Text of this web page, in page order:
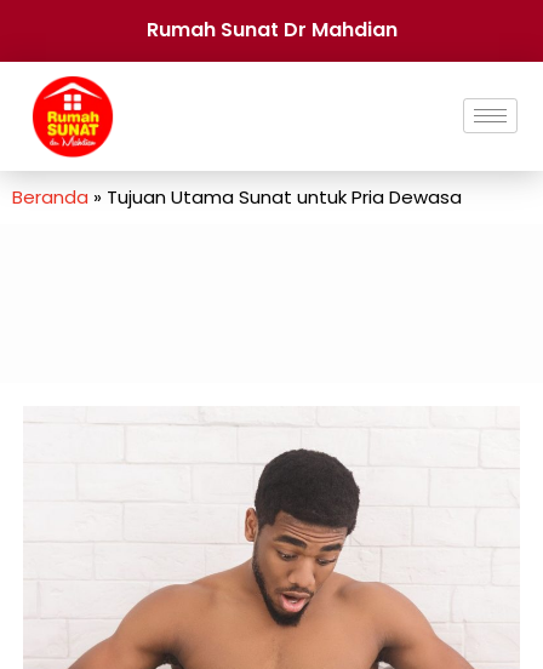
Rumah Sunat Dr Mahdian
Beranda » Tujuan Utama Sunat untuk Pria Dewasa